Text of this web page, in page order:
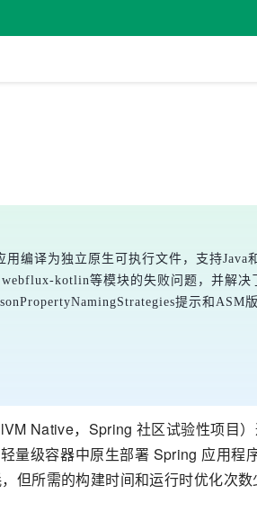
编译为独立原生可执行文件，支持
kotlin等模块的失败问题，并解
提示和ASM
Native，Spring 社区试验性项目
级容器中原生部署 Spring 应用程
但所需的构建时间和运行时优化次